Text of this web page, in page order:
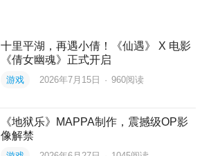
十里平湖，再遇小倩！《仙遇》 X 电影
《倩女幽魂》正式开启
游戏 2026年7月15日 · 960阅读
《地狱乐》MAPPA制作，震撼级OP影
像解禁